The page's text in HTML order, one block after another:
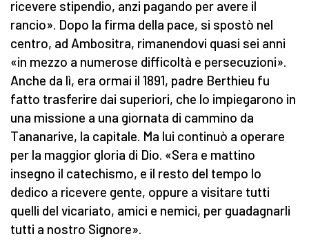
ricevere stipendio, anzi pagando per avere il
rancio». Dopo la firma della pace, si spostò nel
centro, ad Ambositra, rimanendovi quasi sei anni
«in mezzo a numerose difficoltà e persecuzioni».
Anche da lì, era ormai il 1891, padre Berthieu fu
fatto trasferire dai superiori, che lo impiegarono in
una missione a una giornata di cammino da
Tananarive, la capitale. Ma lui continuò a operare
per la maggior gloria di Dio. «Sera e mattino
insegno il catechismo, e il resto del tempo lo
dedico a ricevere gente, oppure a visitare tutti
quelli del vicariato, amici e nemici, per guadagnarli
tutti a nostro Signore».